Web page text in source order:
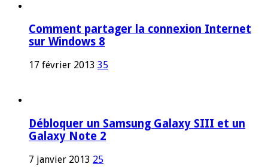
Comment partager la connexion Internet
sur Windows 8
17 février 2013 35
Débloquer un Samsung Galaxy SIII et un
Galaxy Note 2
7 janvier 2013 25